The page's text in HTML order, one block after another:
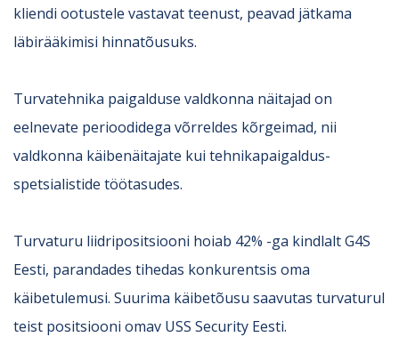
kliendi ootustele vastavat teenust, peavad jätkama
läbirääkimisi hinnatõusuks.
Turvatehnika paigalduse valdkonna näitajad on
eelnevate perioodidega võrreldes kõrgeimad, nii
valdkonna käibenäitajate kui tehnikapaigaldus-
spetsialistide töötasudes.
Turvaturu liidripositsiooni hoiab 42% -ga kindlalt G4S
Eesti, parandades tihedas konkurentsis oma
käibetulemusi. Suurima käibetõusu saavutas turvaturul
teist positsiooni omav USS Security Eesti.